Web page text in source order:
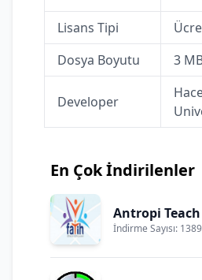
Lisans Tipi
Dosya Boyutu
3
Developer
En Çok İndirilenler
Antropi
İndirme Sayısı: